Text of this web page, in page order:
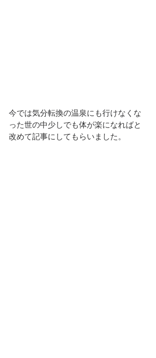
今では気分転換の温泉にも行けなくな
った世の中少しでも体が楽になればと
改めて記事にしてもらいました。